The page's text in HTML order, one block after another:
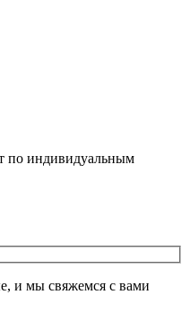
по индивидуальным
и мы свяжемся с вами